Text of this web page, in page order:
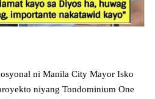
ni Manila City Mayor Isko
niyang Tondominium One